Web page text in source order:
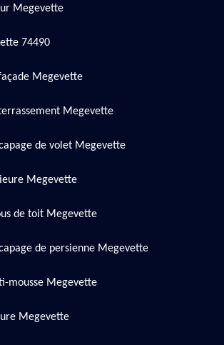
Megevette
74490
Megevette
Megevette
de volet Megevette
Megevette
de toit Megevette
de persienne Megevette
mousse Megevette
Megevette